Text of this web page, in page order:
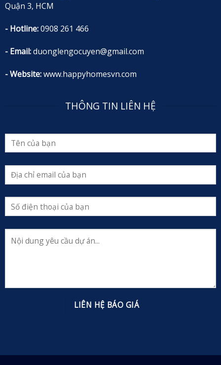
Quận 3, HCM
- Hotline:0908 261 466
- Email:duonglengocuyen@gmail.com
- Website:www.happyhomesvn.com
THÔNG TIN LIÊN HỆ